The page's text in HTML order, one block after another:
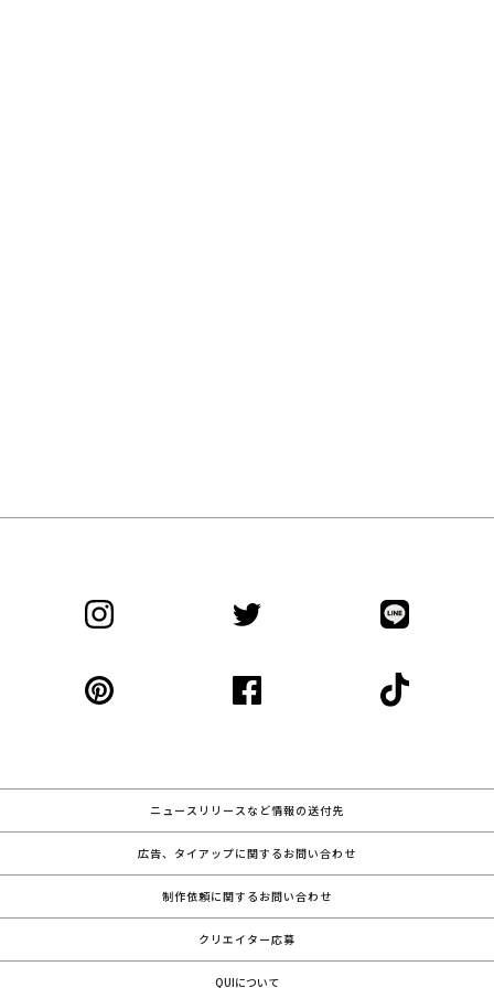
ニュースリリースなど情報の送付先
広告、タイアップに関するお問い合わせ
制作依頼に関するお問い合わせ
クリエイター応募
QUIについて